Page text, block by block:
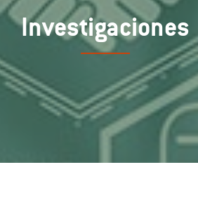
Investigaciones